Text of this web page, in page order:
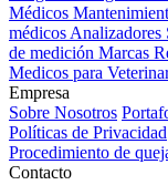
Médicos
médicos Analizadores
de medición Marcas
Medicos para
Empresa
Sobre Nosotros
Políticas de Privacidad
Procedimiento de
Contacto